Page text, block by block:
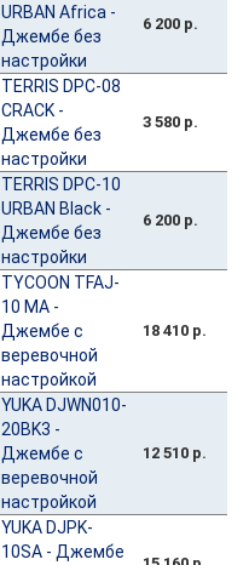
URBAN Africa -
Джембе без
настройки
6 200 р.
TERRIS DPC-08
CRACK -
Джембе без
настройки
3 580 р.
TERRIS DPC-10
URBAN Black -
Джембе без
настройки
6 200 р.
TYCOON TFAJ-
10 MA -
Джембе с
веревочной
настройкой
18 410 р.
YUKA DJWN010-
20BK3 -
Джембе с
веревочной
настройкой
12 510 р.
YUKA DJPK-
10SA - Джембе